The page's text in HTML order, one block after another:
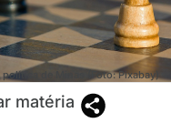
de Minas (Foto: Pixabay)
matéria